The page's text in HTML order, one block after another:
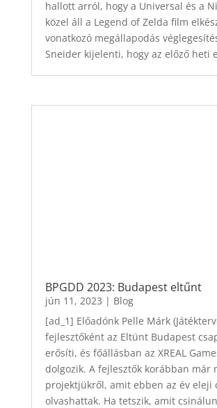
hallott arról, hogy a Universal és a
közel áll a Legend of Zelda film
vonatkozó megállapodás
Sneider kijelenti, hogy az előző heti
BPGDD 2023: Budapest eltűnt
jún 11, 2023 | Blog
[ad_1] Előadónk Pelle Márk
fejlesztőként az Eltünt Budapest
erősíti, és főállásban az XREAL
dolgozik. A fejlesztők korábban már
projektjükről, amit ebben az év eleji
olvashattak. Ha tetszik, amit